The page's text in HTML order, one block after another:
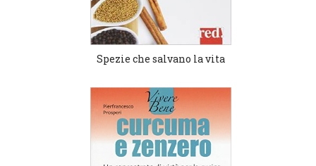
Spezie che salvano la vita